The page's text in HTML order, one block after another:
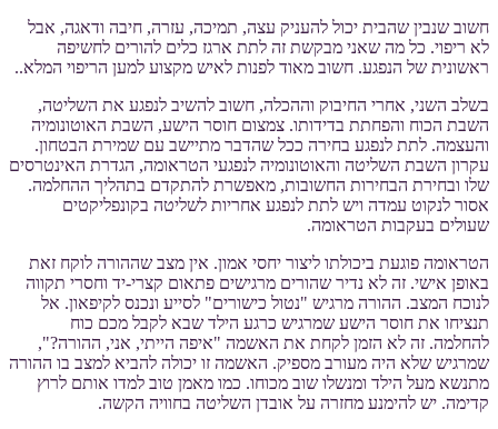
חשוב שנבין שהבית יכול להעניק עצה, תמיכה, עזרה, חיבה ודאגה, אבל
לא ריפוי. כל מה שאני מבקשת זה לתת ארגז כלים להורים לחשיפה
ראשונית של הנפגע. חשוב מאוד לפנות לאיש מקצוע למען הריפוי המלא..
בשלב השני, אחרי החיבוק וההכלה, חשוב להשיב לנפגע את השליטה,
השבת הכוח והפחתת בדידותו. צמצום חוסר הישע, השבת האוטונומיה
והעצמה. לתת לנפגע בחירה ככל שהדבר מתיישב עם שמירת הבטחון.
עקרון השבת השליטה והאוטונומיה לנפגעי הטראומה, הגדרת האינטרסים
שלו ובחירת הבחירות החשובות, מאפשרת להתקדם בתהליך ההחלמה.
אסור לנקוט עמדה ויש לתת לנפגע אחריות לשליטה בקונפליקטים
שעולים בעקבות הטראומה.
הטראומה פוגעת ביכולתו ליצור יחסי אמון. אין מצב שההורה לוקח זאת
באופן אישי. זה לא נדיר שהורים מרגישים פתאום קצרי-יד וחסרי תקווה
לנוכח המצב. ההורה מרגיש "נטול כישורים" לסייע ונכנס לקיפאון. אל
תנציחו את חוסר הישע שמרגיש כרגע הילד שבא לקבל מכם כוח
להחלמה. זה לא הזמן לקחת את האשמה "איפה הייתי, אני, ההורה?",
שמרגיש שלא היה מעורב מספיק. האשמה זו יכולה להביא למצב בו ההורה
מתנשא מעל הילד ומנשלו שוב מכוחו. כמו מאמן טוב למדו אותם לרוץ
קדימה. יש להימנע מחזרה על אובדן השליטה בחוויה הקשה.